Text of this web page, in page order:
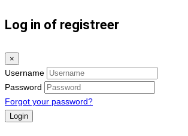
Log in of registreer
×
Username
Password
Forgot your password?